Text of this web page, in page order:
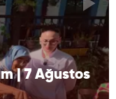
| 7 Ağustos